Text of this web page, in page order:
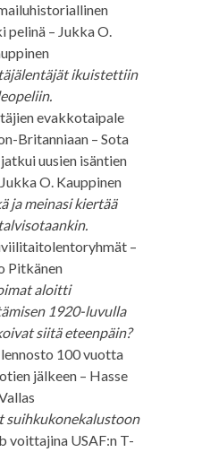
pelinä – Jukka O.
ikuistettiin
evakkotaipale
Britanniaan – Sota
uusien isäntien
O. Kauppinen
ja meinasi kiertää
–
Pitkänen
aloitti
1920-luvulla
siitä eteenpäin?
100 vuotta
jälkeen – Hasse
suihkukonekalustoon
voittajina USAF:n T-